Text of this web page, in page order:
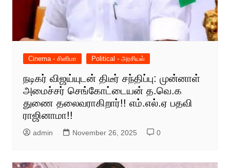
Cinema - சினிமா Political - அரசியல்
நடிகர் விஜய்யுடன் திடீர் சந்திப்பு: முன்னாள்
அமைச்சர் செங்கோட்டையன் த.வெ.க
துணை தலைவராகிறார்!! எம்.எல்.ஏ பதவி
ராஜினாமா!!
admin November 26, 2025 0